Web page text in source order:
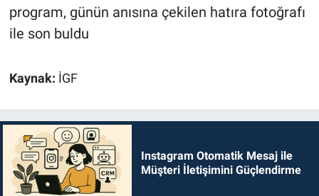
program, günün anısına çekilen hatıra fotoğrafı
ile son buldu
Kaynak: İGF
Instagram Otomatik Mesaj ile
Müşteri İletişimini Güçlendirme